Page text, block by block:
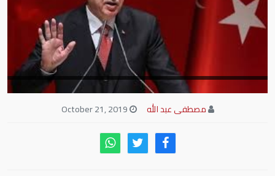
مصطفى عبد الله